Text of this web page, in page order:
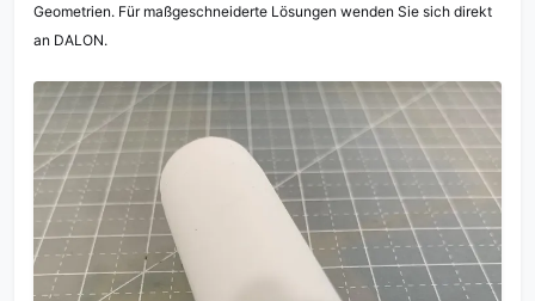
Geometrien. Für maßgeschneiderte Lösungen wenden Sie sich direkt
an DALON.